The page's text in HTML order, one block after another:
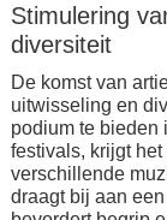
Stimulering
diversiteit
De komst van
uitwisseling en
podium te bieden
festivals, krijgt
verschillende
draagt bij aan